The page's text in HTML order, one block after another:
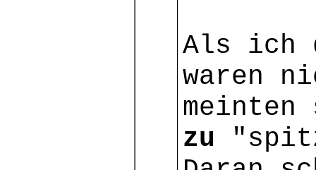
Als ich
waren
zu